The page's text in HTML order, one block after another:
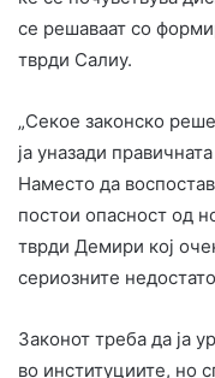
се решаваат со
тврди Салиу.
„Секое законско
ја уназади
Наместо да
постои опасност од
тврди Демири кој
сериозните
Законот треба да ја
во институциите, но